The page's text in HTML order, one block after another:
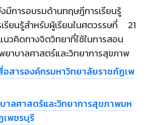
มีการอบรมด้านทฤษฎีการเรียนรู้
รียนรู้สำหรับผู้เรียนในศตวรรษที่ 21
นวคิดทางจิตวิทยาที่ใช้ในการสอน
บาลศาสตร์และวิทยาการสุขภาพ
สารองค์กรมหาวิทยาลัยราชภัฏเพ
ลศาสตร์และวิทยาการสุขภาพมห
เพชรบุรี